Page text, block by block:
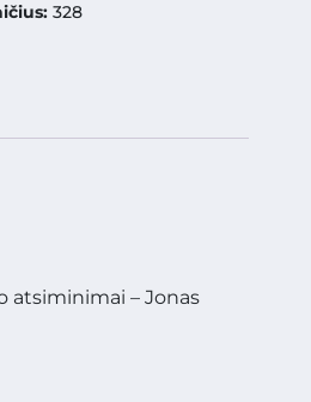
328
atsiminimai – Jonas